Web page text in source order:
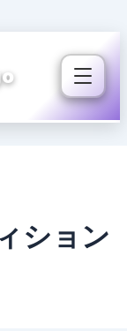
ション